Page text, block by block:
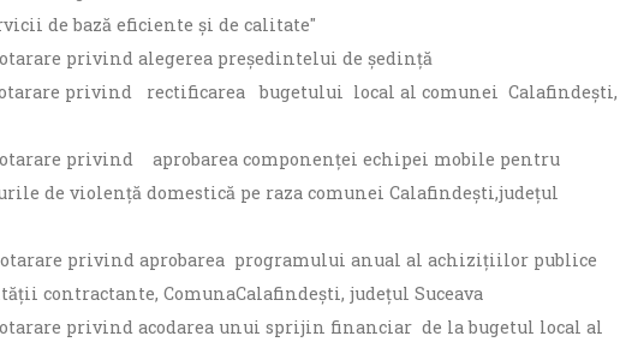
de bază eficiente și de calitate"
privind alegerea preşedintelui de şedinţă
hotarare privind rectificarea bugetului local al comunei Calafindeşti,
privind aprobarea componenței echipei mobile pentru
de violență domestică pe raza comunei Calafindești,județul
privind aprobarea programului anual al achiziţiilor publice
contractante, ComunaCalafindești, județul Suceava
privind acodarea unui sprijin financiar de la bugetul local al